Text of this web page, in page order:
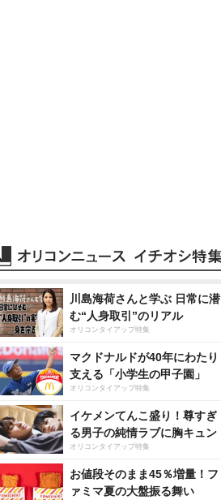
川島海荷さんと学ぶ 日常に潜
む“人身取引”のリアル
オリコンタイアップ特集
マクドナルドが40年にわたり
支える「小学生の甲子園」
オリコンタイアップ特集
イケメンてんこ盛り！尊すぎ
る男子の純情ラブに胸キュン
オリコンタイアップ特集
お値段そのまま45％増量！フ
ァミマ夏の大盤振る舞い